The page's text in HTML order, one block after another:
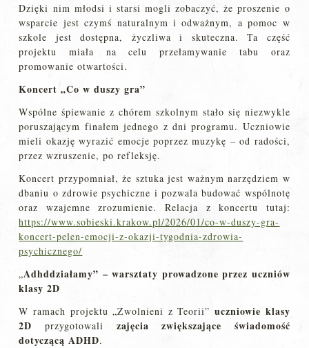
Dzięki nim młodsi i starsi mogli zobaczyć, że proszenie o
wsparcie jest czymś naturalnym i odważnym, a pomoc w
szkole jest dostępna, życzliwa i skuteczna. Ta część
projektu miała na celu przełamywanie tabu oraz
promowanie otwartości.
Koncert „Co w duszy gra”
Wspólne śpiewanie z chórem szkolnym stało się niezwykle
poruszającym finałem jednego z dni programu. Uczniowie
mieli okazję wyrazić emocje poprzez muzykę – od radości,
przez wzruszenie, po refleksję.
Koncert przypomniał, że sztuka jest ważnym narzędziem w
dbaniu o zdrowie psychiczne i pozwala budować wspólnotę
oraz wzajemne zrozumienie. Relacja z koncertu tutaj:
https://www.sobieski.krakow.pl/2026/01/co-w-duszy-gra-
koncert-pelen-emocji-z-okazji-tygodnia-zdrowia-
psychicznego/
„Adhddziałamy” – warsztaty prowadzone przez uczniów
klasy 2D
W ramach projektu „Zwolnieni z Teorii” uczniowie klasy
2D przygotowali zajęcia zwiększające świadomość
dotyczącą ADHD.